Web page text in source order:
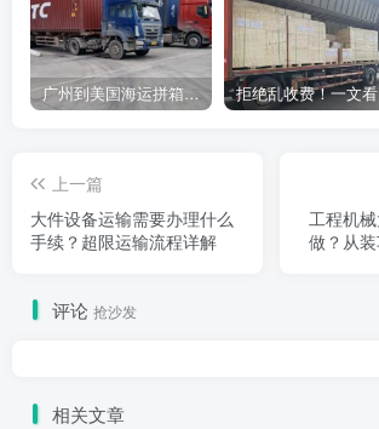
广州到美国海运拼箱多少钱？2024年最新运费构成+隐藏费用避坑指南
上一篇
大件设备运输需要办理什么
手续？超限运输流程详解
工程机
做？从
评论 抢沙发
相关文章